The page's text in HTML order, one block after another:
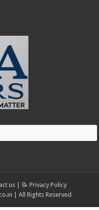
us|
📝 Privacy Policy
| All Rights Reserved